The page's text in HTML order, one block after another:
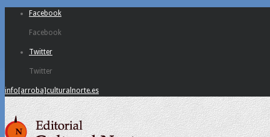
Facebook
Facebook
Twitter
Twitter
info[arroba]culturalnorte.es